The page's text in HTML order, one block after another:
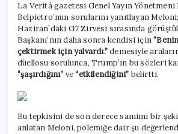
La Verità gazetesi Genel Yayın
Belpietro’nun sorularını yanıtlayan
Haziran’daki G7 Zirvesi sırasında
Başkanı’nın daha sonra kendisi için
çektirmek için yalvardı.”demesiyle
düellosu sorulunca, Trump’ın bu sözleri
“şaşırdığını” ve“etkilendiğini” belirtti.
Bu tepkisini de son derece samimi bir
anlatan Meloni, polemiğe dair şu